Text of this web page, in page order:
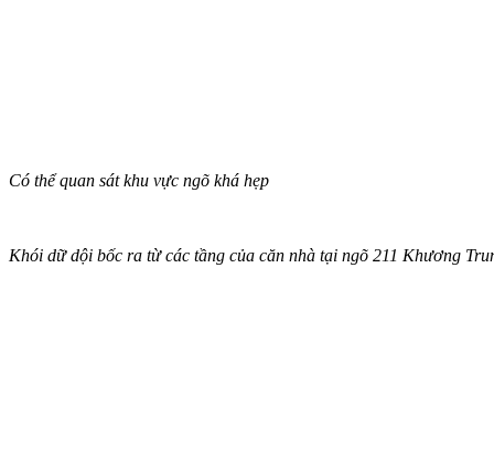
Có thể quan sát khu vực ngõ khá hẹp
Khói dữ dội bốc ra từ các tầng của căn nhà tại ngõ 211 Khương